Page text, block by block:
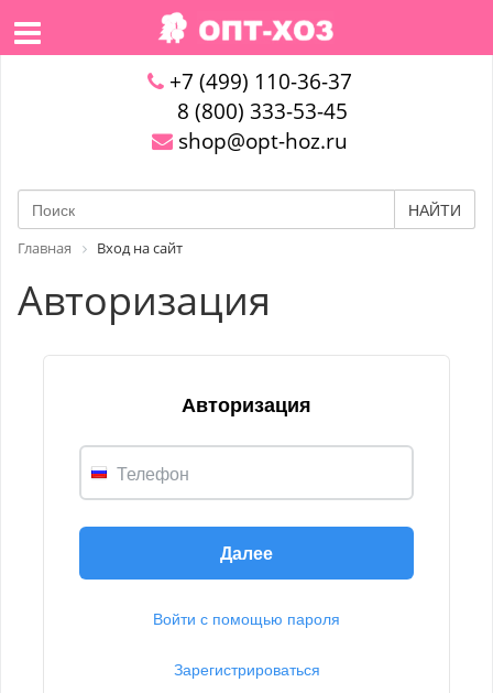
+7 (499) 110-36-37
8 (800) 333-53-45
shop@opt-hoz.ru
НАЙТИ
Главная Вход на сайт
Авторизация
Авторизация
Телефон
Далее
Войти с помощью пароля
Зарегистрироваться